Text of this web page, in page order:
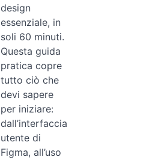
design
essenziale, in
soli 60 minuti.
Questa guida
pratica copre
tutto ciò che
devi sapere
per iniziare:
dall’interfaccia
utente di
Figma, all’uso